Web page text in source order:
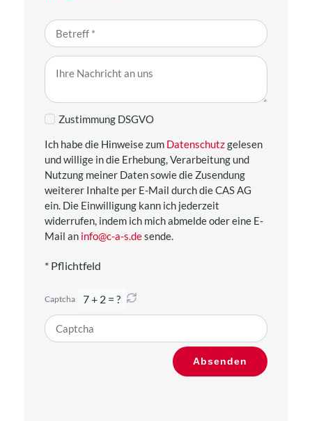
Zustimmung DSGVO
Ich habe die Hinweise zum Datenschutzgelesen
und willige in die Erhebung, Verarbeitung und
Nutzung meiner Daten sowie die Zusendung
weiterer Inhalte per E-Mail durch die CAS AG
ein. Die Einwilligung kann ich jederzeit
widerrufen, indem ich mich abmelde oder eine E-
Mail an info@c-a-s.desende.
* Pflichtfeld
Captcha 7 + 2 = ?
Absenden